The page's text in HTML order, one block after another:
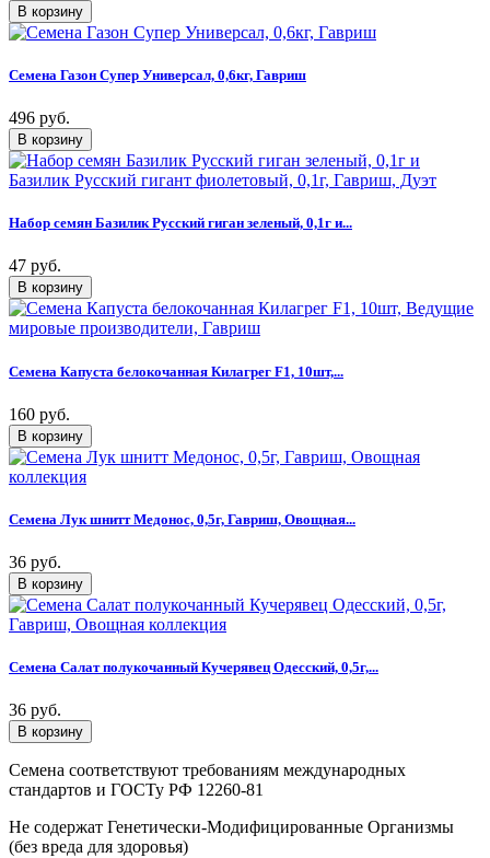
Семена Газон Супер Универсал, 0,6кг, Гавриш
496 руб.
Набор семян Базилик Русский гиган зеленый, 0,1г и...
47 руб.
Семена Капуста белокочанная Килагрег F1, 10шт,...
160 руб.
Семена Лук шнитт Медонос, 0,5г, Гавриш, Овощная...
36 руб.
Семена Салат полукочанный Кучерявец Одесский, 0,5г,...
36 руб.
Семена соответствуют требованиям международных
стандартов и ГОСТу РФ 12260-81
Не содержат Генетически-Модифицированные Организмы
(без вреда для здоровья)